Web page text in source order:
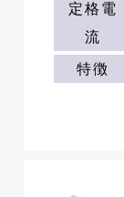
定格電
流
特徴